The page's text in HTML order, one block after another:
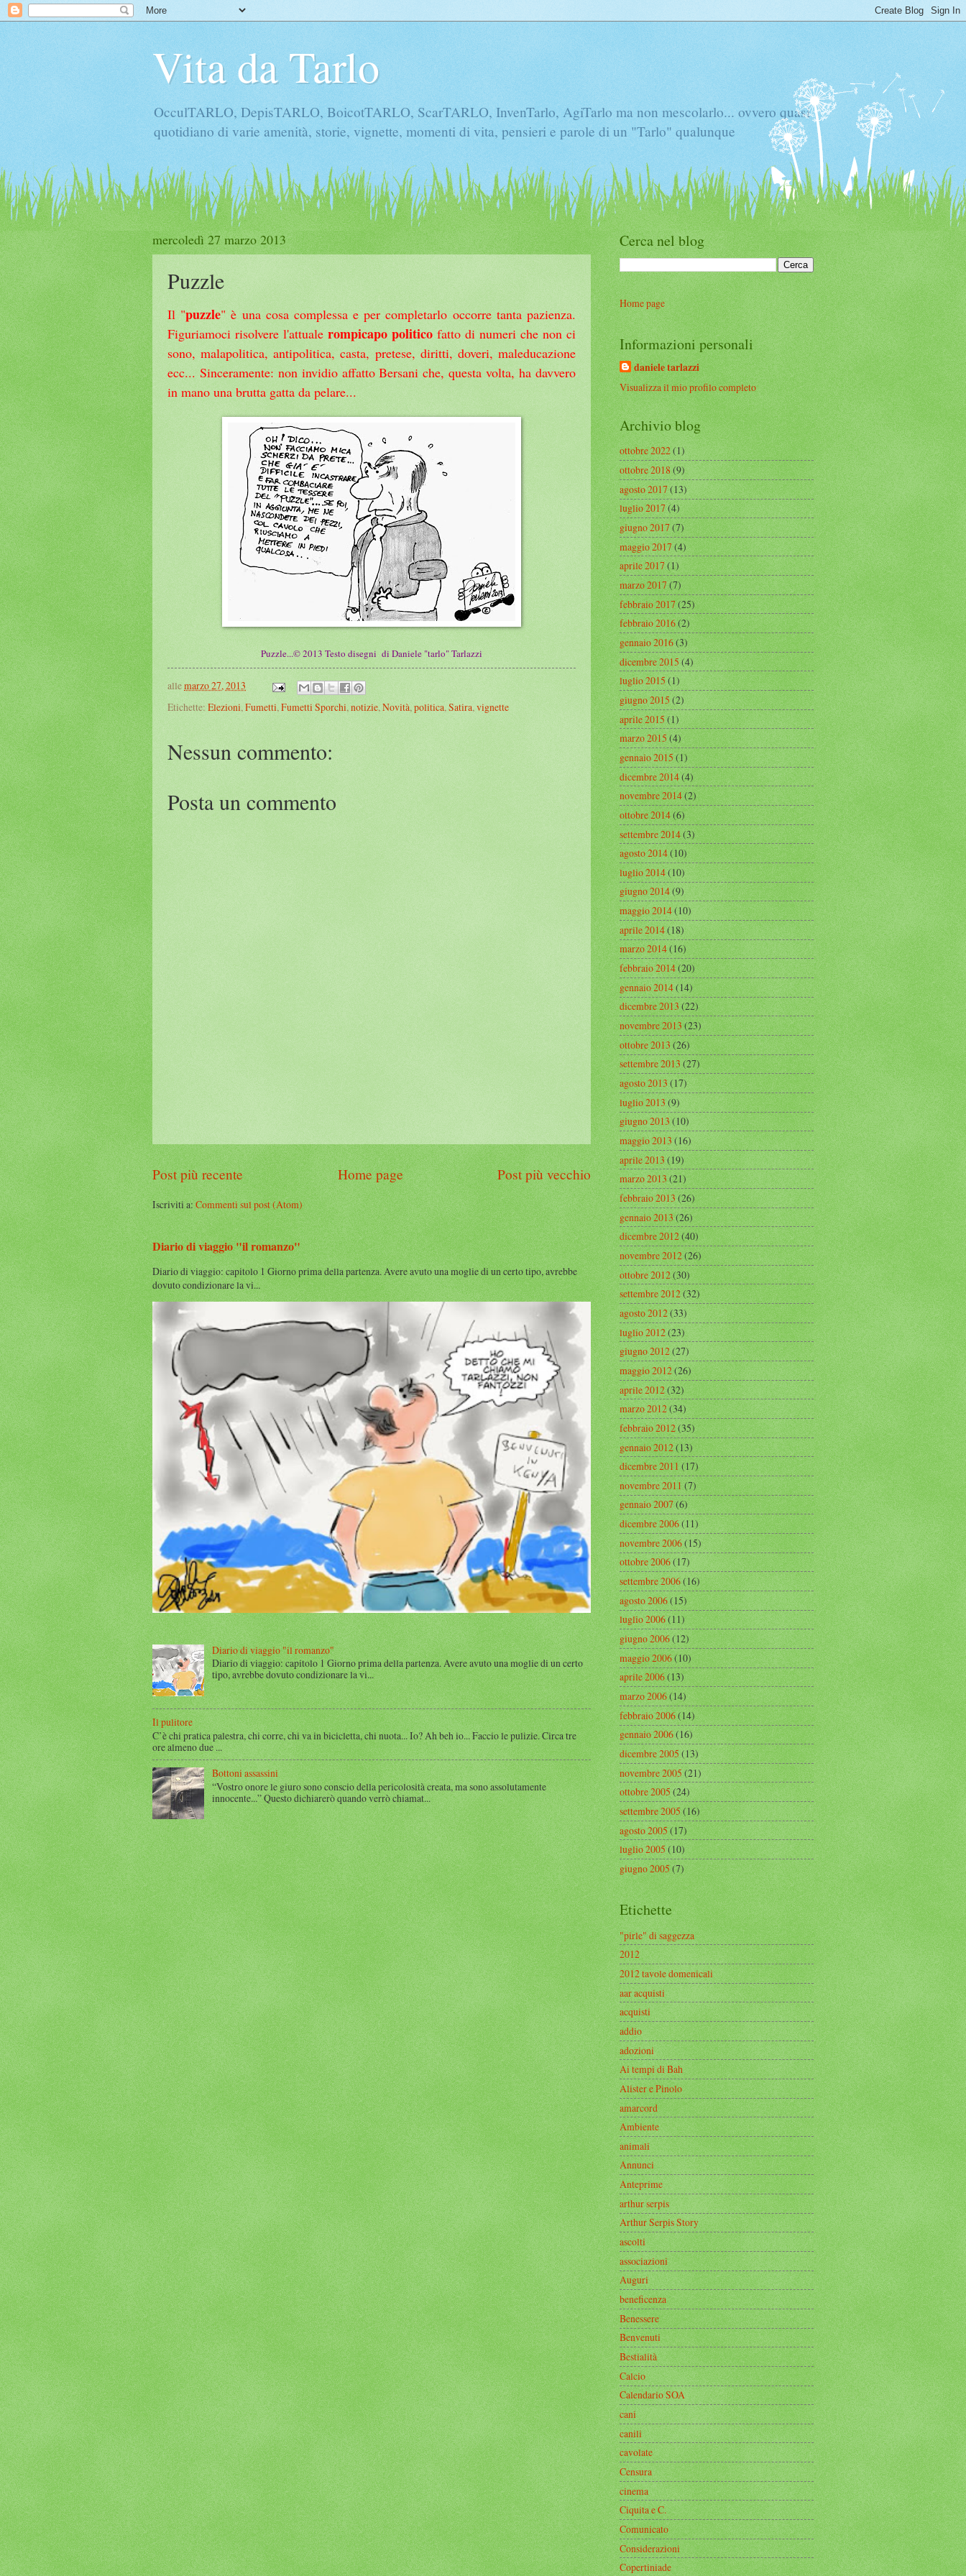
Vita da Tarlo
OcculTARLO, DepisTARLO, BoicotTARLO, ScarTARLO, InvenTarlo, AgiTarlo ma non mescolarlo... ovvero quasi
quotidiano di varie amenità, storie, vignette, momenti di vita, pensieri e parole di un "Tarlo" qualunque
mercoledì 27 marzo 2013
Puzzle
Il "puzzle" è una cosa complessa e per completarlo occorre tanta pazienza.
Figuriamoci risolvere l'attuale rompicapo politico fatto di numeri che non ci
sono, malapolitica, antipolitica, casta, pretese, diritti, doveri, maleducazione
ecc... Sinceramente: non invidio affatto Bersani che, questa volta, ha davvero
in mano una brutta gatta da pelare...
Puzzle...© 2013 Testo disegni di Daniele "tarlo" Tarlazzi
allemarzo 27, 2013
Etichette: Elezioni, Fumetti, Fumetti Sporchi, notizie, Novità, politica, Satira, vignette
Nessun commento:
Posta un commento
Post più recente Post più vecchio
Home page
Iscriviti a:Commenti sul post (Atom)
Diario di viaggio "il romanzo"
Diario di viaggio: capitolo 1 Giorno prima della partenza. Avere avuto una moglie di un certo tipo, avrebbe
dovuto condizionare la vi...
Diario di viaggio "il romanzo"
Diario di viaggio: capitolo 1 Giorno prima della partenza. Avere avuto una moglie di un certo
tipo, avrebbe dovuto condizionare la vi...
Il pulitore
C’è chi pratica palestra, chi corre, chi va in bicicletta, chi nuota... Io? Ah beh io... Faccio le pulizie. Circa tre
ore almeno due ...
Bottoni assassini
“Vostro onore le giuro sono conscio della pericolosità creata, ma sono assolutamente
innocente...” Questo dichiarerò quando verrò chiamat...
Cerca nel blog
Home page
Informazioni personali
daniele tarlazzi
Visualizza il mio profilo completo
Archivio blog
ottobre 2022(1)
ottobre 2018(9)
agosto 2017(13)
luglio 2017(4)
giugno 2017(7)
maggio 2017(4)
aprile 2017(1)
marzo 2017(7)
febbraio 2017(25)
febbraio 2016(2)
gennaio 2016(3)
dicembre 2015(4)
luglio 2015(1)
giugno 2015(2)
aprile 2015(1)
marzo 2015(4)
gennaio 2015(1)
dicembre 2014(4)
novembre 2014(2)
ottobre 2014(6)
settembre 2014(3)
agosto 2014(10)
luglio 2014(10)
giugno 2014(9)
maggio 2014(10)
aprile 2014(18)
marzo 2014(16)
febbraio 2014(20)
gennaio 2014(14)
dicembre 2013(22)
novembre 2013(23)
ottobre 2013(26)
settembre 2013(27)
agosto 2013(17)
luglio 2013(9)
giugno 2013(10)
maggio 2013(16)
aprile 2013(19)
marzo 2013(21)
febbraio 2013(26)
gennaio 2013(26)
dicembre 2012(40)
novembre 2012(26)
ottobre 2012(30)
settembre 2012(32)
agosto 2012(33)
luglio 2012(23)
giugno 2012(27)
maggio 2012(26)
aprile 2012(32)
marzo 2012(34)
febbraio 2012(35)
gennaio 2012(13)
dicembre 2011(17)
novembre 2011(7)
gennaio 2007(6)
dicembre 2006(11)
novembre 2006(15)
ottobre 2006(17)
settembre 2006(16)
agosto 2006(15)
luglio 2006(11)
giugno 2006(12)
maggio 2006(10)
aprile 2006(13)
marzo 2006(14)
febbraio 2006(14)
gennaio 2006(16)
dicembre 2005(13)
novembre 2005(21)
ottobre 2005(24)
settembre 2005(16)
agosto 2005(17)
luglio 2005(10)
giugno 2005(7)
Etichette
"pirle" di saggezza
2012
2012 tavole domenicali
aar acquisti
acquisti
addio
adozioni
Ai tempi di Bah
Alister e Pinolo
amarcord
Ambiente
animali
Annunci
Anteprime
arthur serpis
Arthur Serpis Story
ascolti
associazioni
Auguri
beneficenza
Benessere
Benvenuti
Bestialità
Calcio
Calendario SOA
cani
canili
cavolate
Censura
cinema
Ciquita e C.
Comunicato
Considerazioni
Copertiniade